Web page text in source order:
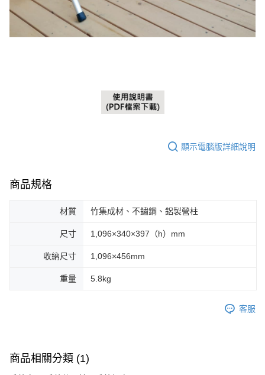
顯示電腦版詳細說明
商品規格
材質 竹集成材、不鏽鋼、鋁製營柱
尺寸 1,096×340×397（h）mm
收納尺寸 1,096×456mm
重量 5.8kg
客服
商品相關分類 (1)